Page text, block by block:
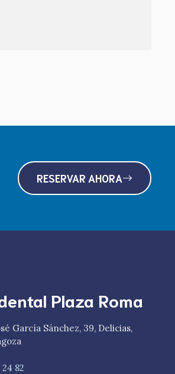
RESERVAR AHORA
Plaza Roma
García Sánchez, 39, Delicias,
82